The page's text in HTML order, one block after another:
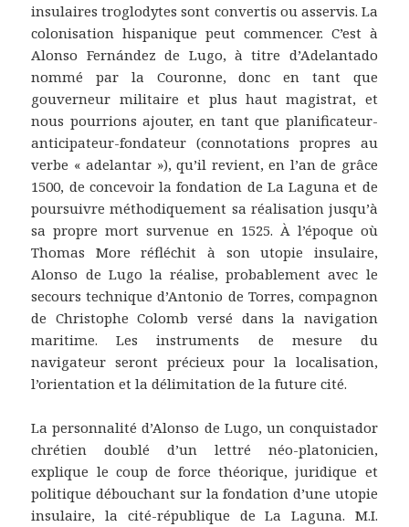
insulaires troglodytes sont convertis ou asservis. La
colonisation hispanique peut commencer. C’est à
Alonso Fernández de Lugo, à titre d’Adelantado
nommé par la Couronne, donc en tant que
gouverneur militaire et plus haut magistrat, et
nous pourrions ajouter, en tant que planificateur-
anticipateur-fondateur (connotations propres au
verbe « adelantar »), qu’il revient, en l’an de grâce
1500, de concevoir la fondation de La Laguna et de
poursuivre méthodiquement sa réalisation jusqu’à
sa propre mort survenue en 1525. À l’époque où
Thomas More réfléchit à son utopie insulaire,
Alonso de Lugo la réalise, probablement avec le
secours technique d’Antonio de Torres, compagnon
de Christophe Colomb versé dans la navigation
maritime. Les instruments de mesure du
navigateur seront précieux pour la localisation,
l’orientation et la délimitation de la future cité.
La personnalité d’Alonso de Lugo, un conquistador
chrétien doublé d’un lettré néo-platonicien,
explique le coup de force théorique, juridique et
politique débouchant sur la fondation d’une utopie
insulaire, la cité-république de La Laguna. M.I.